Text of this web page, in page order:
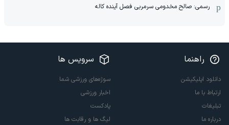
رسمی: صالح مخدومی سرمربی فصل آینده کاله
راهنما
دانلود اپلیکیشن
ارتباط با ما
تبلیغات
درباره ما
سرویس ها
سوژه‌های ورزشی شما
اخبار ورزشی
پادکست
لیگ ها و رقابت ها